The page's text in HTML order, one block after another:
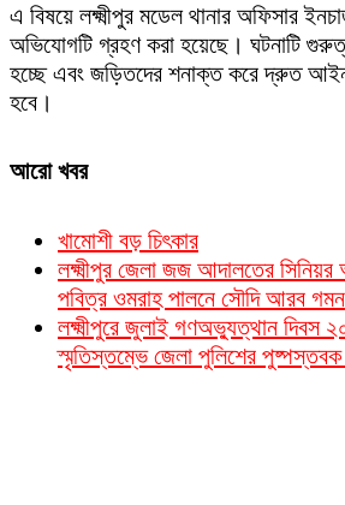
এ বিষয়ে লক্ষ্মীপুর মডেল থানার অফিসার
অভিযোগটি গ্রহণ করা হয়েছে। ঘটনাটি
হচ্ছে এবং জড়িতদের শনাক্ত করে দ্রুত
হবে।
আরো খবর
খামোশী বড় চিৎকার
লক্ষ্মীপুর জেলা জজ আদালতের সিনিয়র
পবিত্র ওমরাহ পালনে সৌদি আরব গমন
লক্ষ্মীপুরে জুলাই গণঅভ্যুত্থান দিবস
স্মৃতিস্তম্ভে জেলা পুলিশের পুষ্পস্তবক